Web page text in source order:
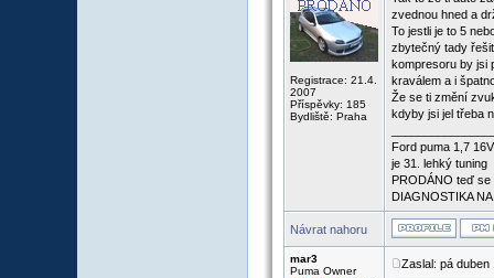
Registrace: 21.4.
2007
Příspěvky: 185
Bydliště: Praha
zvednou hned a
To jestli je to 5
zbytečný tady
kompresoru by jsi
kraválem a i
Že se ti změní
kdyby jsi jel třeba
Ford puma 1,7
je 31. lehký tuning
PRODÁNO teď se
DIAGNOSTIKA
Návrat nahoru
mar3
Puma Owner
Zaslal: pá duben